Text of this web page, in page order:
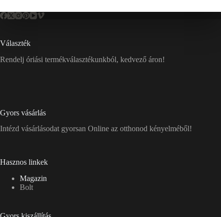
Választék
Rendelj óriási termékválasztékunkból, kedvező áron!
Gyors vásárlás
Intézd vásárlásodat gyorsan Online az otthonod kényelméből!
Hasznos linkek
Magazin
Bolt